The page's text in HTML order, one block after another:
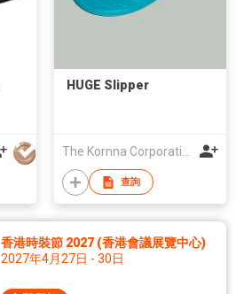
HUGE Slipper
The Kornna Corporation Limited
查詢
香港時裝節 2027 (香港會議展覽中心)
2027年4月27日 - 30日